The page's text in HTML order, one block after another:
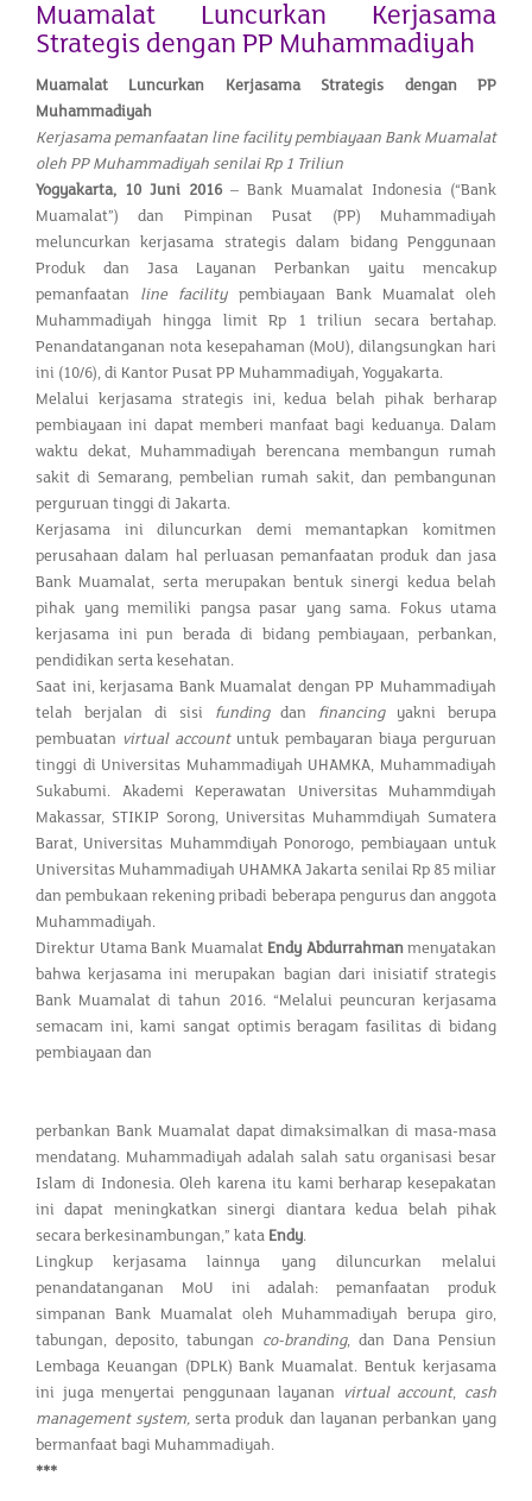
Muamalat Luncurkan Kerjasama
Strategis dengan PP Muhammadiyah
Muamalat Luncurkan Kerjasama Strategis dengan PP
Muhammadiyah
Kerjasama pemanfaatan line facility pembiayaan Bank Muamalat
oleh PP Muhammadiyah senilai Rp 1 Triliun
Yogyakarta, 10 Juni 2016 – Bank Muamalat Indonesia (“Bank
Muamalat”) dan Pimpinan Pusat (PP) Muhammadiyah
meluncurkan kerjasama strategis dalam bidang Penggunaan
Produk dan Jasa Layanan Perbankan yaitu mencakup
pemanfaatan line facility pembiayaan Bank Muamalat oleh
Muhammadiyah hingga limit Rp 1 triliun secara bertahap.
Penandatanganan nota kesepahaman (MoU), dilangsungkan hari
ini (10/6), di Kantor Pusat PP Muhammadiyah, Yogyakarta.
Melalui kerjasama strategis ini, kedua belah pihak berharap
pembiayaan ini dapat memberi manfaat bagi keduanya. Dalam
waktu dekat, Muhammadiyah berencana membangun rumah
sakit di Semarang, pembelian rumah sakit, dan pembangunan
perguruan tinggi di Jakarta.
Kerjasama ini diluncurkan demi memantapkan komitmen
perusahaan dalam hal perluasan pemanfaatan produk dan jasa
Bank Muamalat, serta merupakan bentuk sinergi kedua belah
pihak yang memiliki pangsa pasar yang sama. Fokus utama
kerjasama ini pun berada di bidang pembiayaan, perbankan,
pendidikan serta kesehatan.
Saat ini, kerjasama Bank Muamalat dengan PP Muhammadiyah
telah berjalan di sisi fundingdan financingyakni berupa
pembuatan virtual accountuntuk pembayaran biaya perguruan
tinggi di Universitas Muhammadiyah UHAMKA, Muhammadiyah
Sukabumi. Akademi Keperawatan Universitas Muhammdiyah
Makassar, STIKIP Sorong, Universitas Muhammdiyah Sumatera
Barat, Universitas Muhammdiyah Ponorogo, pembiayaan untuk
Universitas Muhammadiyah UHAMKA Jakarta senilai Rp 85 miliar
dan pembukaan rekening pribadi beberapa pengurus dan anggota
Muhammadiyah.
Direktur Utama Bank Muamalat Endy Abdurrahmanmenyatakan
bahwa kerjasama ini merupakan bagian dari inisiatif strategis
Bank Muamalat di tahun 2016. “Melalui peuncuran kerjasama
semacam ini, kami sangat optimis beragam fasilitas di bidang
pembiayaan dan
perbankan Bank Muamalat dapat dimaksimalkan di masa-masa
mendatang. Muhammadiyah adalah salah satu organisasi besar
Islam di Indonesia. Oleh karena itu kami berharap kesepakatan
ini dapat meningkatkan sinergi diantara kedua belah pihak
secara berkesinambungan,” kata Endy.
Lingkup kerjasama lainnya yang diluncurkan melalui
penandatanganan MoU ini adalah: pemanfaatan produk
simpanan Bank Muamalat oleh Muhammadiyah berupa giro,
tabungan, deposito, tabungan co-branding, dan Dana Pensiun
Lembaga Keuangan (DPLK) Bank Muamalat. Bentuk kerjasama
ini juga menyertai penggunaan layanan
virtual account, cash
management system, serta produk dan layanan perbankan yang
bermanfaat bagi Muhammadiyah.
***